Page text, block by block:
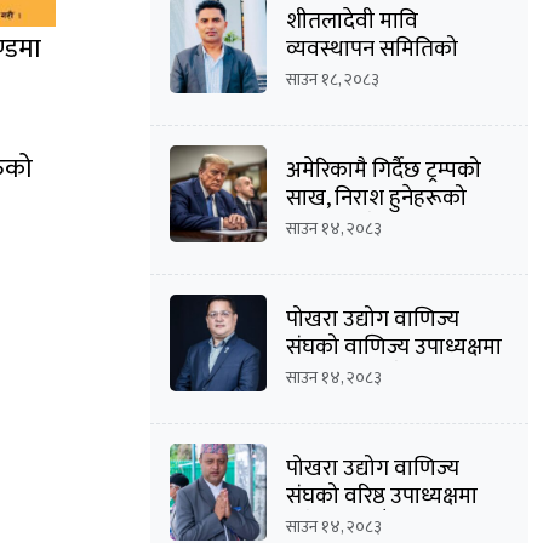
शीतलादेवी मावि
व्यवस्थापन समितिको
अध्यक्षमा दीपक कार्की
साउन १८, २०८३
अमेरिकामै गिर्दैछ ट्रम्पको
साख, निराश हुनेहरूको
संख्या बढ्दै
साउन १४, २०८३
पोखरा उद्योग वाणिज्य
संघको वाणिज्य उपाध्यक्षमा
मनोज कुमार श्रेष्ठको
साउन १४, २०८३
पोखरा उद्योग वाणिज्य
संघको वरिष्ठ उपाध्यक्षमा
दिनेशचन्द्र बाँस्तोलाको
साउन १४, २०८३